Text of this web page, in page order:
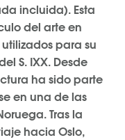
incluida). Esta
del arte en
para su
S. IXX. Desde
ha sido parte
en una de las
Tras la
hacia Oslo,